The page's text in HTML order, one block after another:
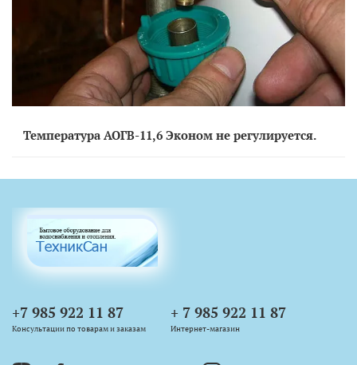
Температура АОГВ-11,6 Эконом не регулируется.
+7 985 922 11 87
Консультации по товарам и заказам
+ 7 985 922 11 87
Интернет-магазин